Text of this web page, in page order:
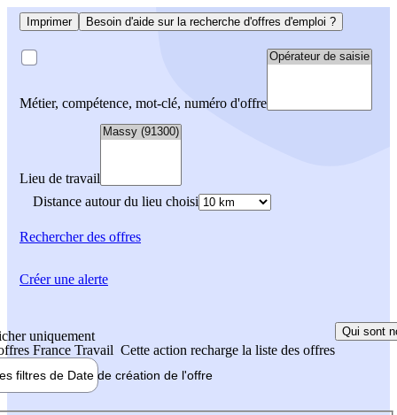
Imprimer Besoin d'aide sur la recherche d'offres d'emploi ?
Métier, compétence, mot-clé, numéro d'offre
Lieu de travail
Distance autour du lieu choisi
Rechercherdes offres
uniquement
France Travail Cette action recharge la liste des offres
Qui sont
filtres de Date de création de l'offre
Créer une alerte